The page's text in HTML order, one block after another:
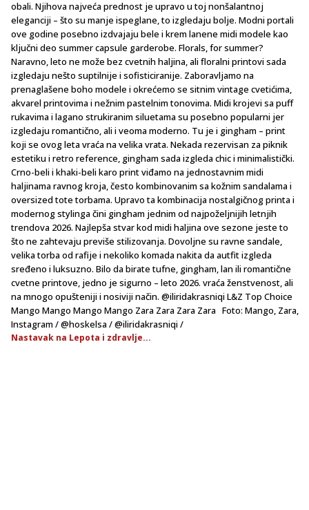
obali. Njihova najveća prednost je upravo u toj nonšalantnoj
eleganciji – što su manje ispeglane, to izgledaju bolje. Modni portali
ove godine posebno izdvajaju bele i krem lanene midi modele kao
ključni deo summer capsule garderobe. Florals, for summer?
Naravno, leto ne može bez cvetnih haljina, ali floralni printovi sada
izgledaju nešto suptilnije i sofisticiranije. Zaboravljamo na
prenaglašene boho modele i okrećemo se sitnim vintage cvetićima,
akvarel printovima i nežnim pastelnim tonovima. Midi krojevi sa puff
rukavima i lagano strukiranim siluetama su posebno popularni jer
izgledaju romantično, ali i veoma moderno. Tu je i gingham – print
koji se ovog leta vraća na velika vrata. Nekada rezervisan za piknik
estetiku i retro reference, gingham sada izgleda chic i minimalistički.
Crno-beli i khaki-beli karo print viđamo na jednostavnim midi
haljinama ravnog kroja, često kombinovanim sa kožnim sandalama i
oversized tote torbama. Upravo ta kombinacija nostalgičnog printa i
modernog stylinga čini gingham jednim od najpoželjnijih letnjih
trendova 2026. Najlepša stvar kod midi haljina ove sezone jeste to
što ne zahtevaju previše stilizovanja. Dovoljne su ravne sandale,
velika torba od rafije i nekoliko komada nakita da autfit izgleda
sređeno i luksuzno. Bilo da birate tufne, gingham, lan ili romantične
cvetne printove, jedno je sigurno – leto 2026. vraća ženstvenost, ali
na mnogo opušteniji i nosiviji način. @iliridakrasniqi L&Z Top Choice
Mango Mango Mango Mango Zara Zara Zara Zara Foto: Mango, Zara,
Instagram / @hoskelsa / @iliridakrasniqi /
Nastavak na Lepota i zdravlje...